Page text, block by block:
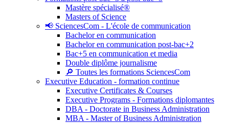
Mastère spécialisé®
Masters of Science
📢 SciencesCom - L'école de communication
Bachelor en communication
Bachelor en communication post-bac+2
Bac+5 en communication et media
Double diplôme journalisme
🔎 Toutes les formations SciencesCom
Executive Education - formation continue
Executive Certificates & Courses
Executive Programs - Formations diplomantes
DBA - Doctorate in Business Administration
MBA - Master of Business Administration